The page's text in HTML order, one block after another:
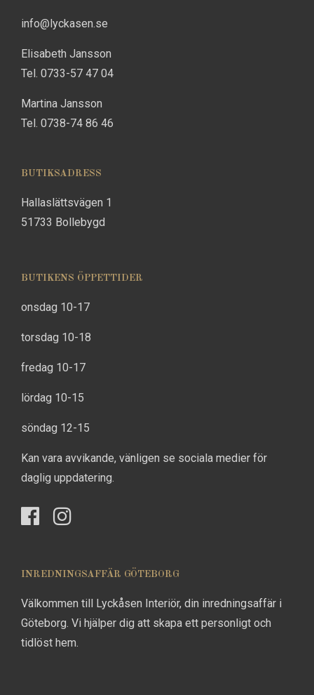
info@lyckasen.se
Elisabeth Jansson
Tel. 0733-57 47 04
Martina Jansson
Tel. 0738-74 86 46
BUTIKSADRESS
Hallaslättsvägen 1
51733 Bollebygd
BUTIKENS ÖPPETTIDER
onsdag 10-17
torsdag 10-18
fredag 10-17
lördag 10-15
söndag 12-15
Kan vara avvikande, vänligen se sociala medier för
daglig uppdatering.
INREDNINGSAFFÄR GÖTEBORG
Välkommen till Lyckåsen Interiör, din inredningsaffär i
Göteborg. Vi hjälper dig att skapa ett personligt och
tidlöst hem.